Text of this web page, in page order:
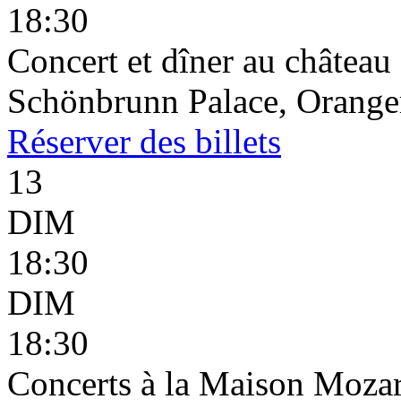
18:30
Concert et dîner au
Schönbrunn Palace,
Réserver des billets
13
DIM
18:30
DIM
18:30
Concerts à la Maison